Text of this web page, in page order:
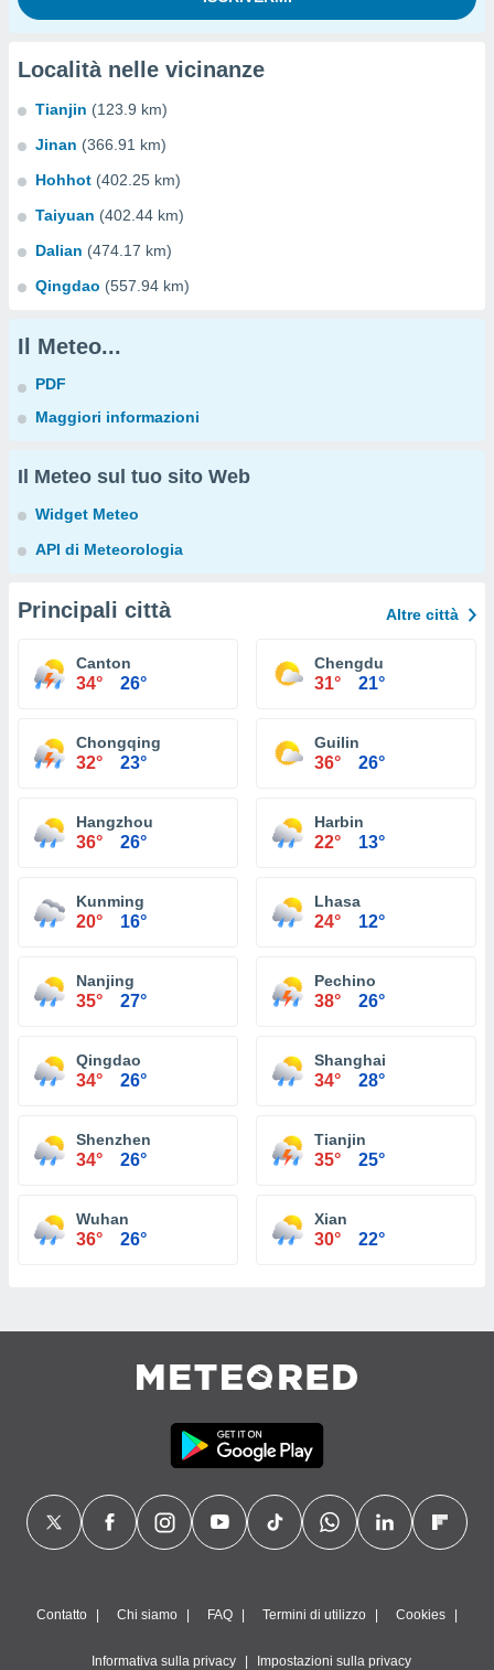
Località nelle vicinanze
Tianjin (123.9 km)
Jinan (366.91 km)
Hohhot (402.25 km)
Taiyuan (402.44 km)
Dalian (474.17 km)
Qingdao (557.94 km)
Il Meteo...
PDF
Maggiori informazioni
Il Meteo sul tuo sito Web
Widget Meteo
API di Meteorologia
Principali città Altre città
Canton
34° 26°
Chengdu
31° 21°
Chongqing
32° 23°
Guilin
36° 26°
Hangzhou
36° 26°
Harbin
22° 13°
Kunming
20° 16°
Lhasa
24° 12°
Nanjing
35° 27°
Pechino
38° 26°
Qingdao
34° 26°
Shanghai
34° 28°
Shenzhen
34° 26°
Tianjin
35° 25°
Wuhan
36° 26°
Xian
30° 22°
Contatto Chi siamo FAQ Termini di utilizzo Cookies
Informativa sulla privacy Impostazioni sulla privacy